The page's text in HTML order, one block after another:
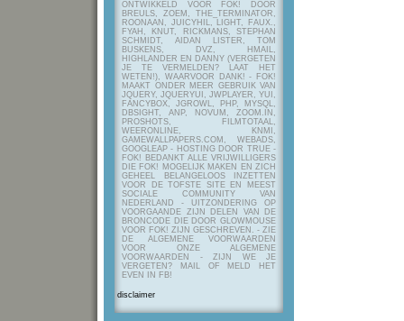
ONTWIKKELD VOOR FOK! DOOR
BREULS, ZOEM, THE_TERMINATOR,
ROONAAN, JUICYHIL, LIGHT, FAUX.,
FYAH, KNUT, RICKMANS, STEPHAN
SCHMIDT, AIDAN LISTER, TOM
BUSKENS, DVZ, HMAIL,
HIGHLANDER EN DANNY (VERGETEN
JE TE VERMELDEN? LAAT HET
WETEN!), WAARVOOR DANK! - FOK!
MAAKT ONDER MEER GEBRUIK VAN
JQUERY, JQUERYUI, JWPLAYER, YUI,
FANCYBOX, JGROWL, PHP, MYSQL,
DBSIGHT, ANP, NOVUM, ZOOM.IN,
PROSHOTS, FILMTOTAAL,
WEERONLINE, KNMI,
GAMEWALLPAPERS.COM, WEBADS,
GOOGLEAP - HOSTING DOOR TRUE -
FOK! BEDANKT ALLE VRIJWILLIGERS
DIE FOK! MOGELIJK MAKEN EN ZICH
GEHEEL BELANGELOOS INZETTEN
VOOR DE TOFSTE SITE EN MEEST
SOCIALE COMMUNITY VAN
NEDERLAND - UITZONDERING OP
VOORGAANDE ZIJN DELEN VAN DE
BRONCODE DIE DOOR GLOWMOUSE
VOOR FOK! ZIJN GESCHREVEN. - ZIE
DE ALGEMENE VOORWAARDEN
VOOR ONZE ALGEMENE
VOORWAARDEN - ZIJN WE JE
VERGETEN? MAIL OF MELD HET
EVEN IN FB!
disclaimer